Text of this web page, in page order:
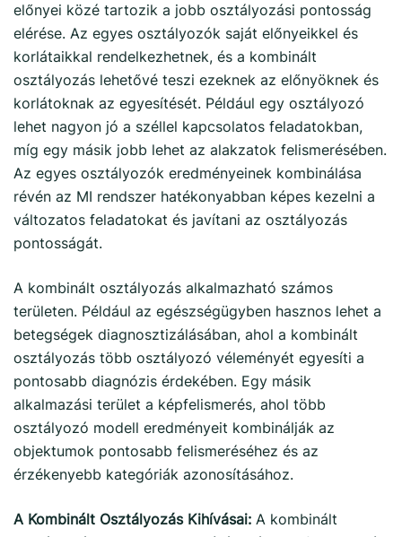
előnyei közé tartozik a jobb osztályozási pontosság
elérése. Az egyes osztályozók saját előnyeikkel és
korlátaikkal rendelkezhetnek, és a kombinált
osztályozás lehetővé teszi ezeknek az előnyöknek és
korlátoknak az egyesítését. Például egy osztályozó
lehet nagyon jó a széllel kapcsolatos feladatokban,
míg egy másik jobb lehet az alakzatok felismerésében.
Az egyes osztályozók eredményeinek kombinálása
révén az MI rendszer hatékonyabban képes kezelni a
változatos feladatokat és javítani az osztályozás
pontosságát.
A kombinált osztályozás alkalmazható számos
területen. Például az egészségügyben hasznos lehet a
betegségek diagnosztizálásában, ahol a kombinált
osztályozás több osztályozó véleményét egyesíti a
pontosabb diagnózis érdekében. Egy másik
alkalmazási terület a képfelismerés, ahol több
osztályozó modell eredményeit kombinálják az
objektumok pontosabb felismeréséhez és az
érzékenyebb kategóriák azonosításához.
A Kombinált Osztályozás Kihívásai: A kombinált